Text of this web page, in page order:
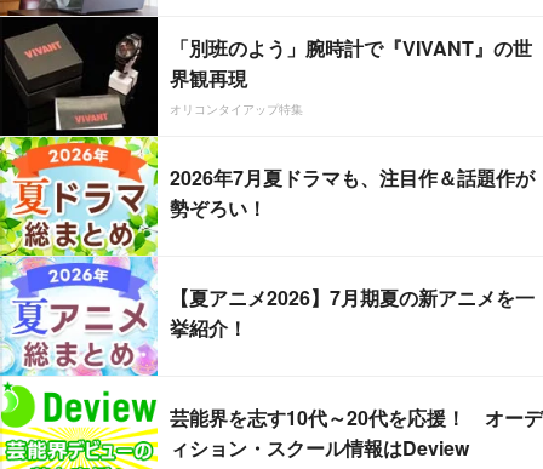
「別班のよう」腕時計で『VIVANT』の世
界観再現
オリコンタイアップ特集
2026年7月夏ドラマも、注目作＆話題作が
勢ぞろい！
【夏アニメ2026】7月期夏の新アニメを一
挙紹介！
芸能界を志す10代～20代を応援！ オーデ
ィション・スクール情報はDeview